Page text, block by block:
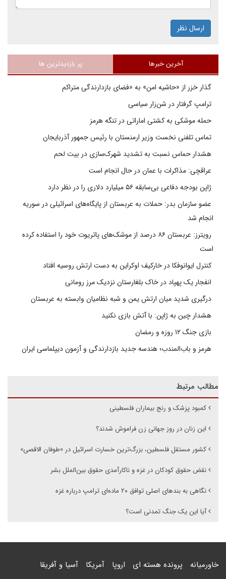
ارسال نظر
آخرین خبرها پر بازدیدترین ها
گذار خزر از «حاشیه امن» به «فضای بازدارندگی متراکم
ترامپ گرفتار در شن‌زار سیاسی
حمله موشکی به کشتی اماراتی در تنگه هرمز
تماس تلفنی نخست وزیر ارمنستان با رئیس جمهور آذربایجان
هشدار حماس نسبت به تشدید شهرک‌سازی در بیت‌ لحم
عراقچی: مذاکرات با عمان در حال انجام است
ژاپن بودجه دفاعی بی‌سابقه ۵۶ میلیارد دلاری را در نظر دارد
عضو سازمان بدر: حملات به عربستان از پایگاه‌های اسرائیلی در سوریه
انجام شد
رویترز: عربستان ۸۶ درصد از موشک‌های پاتریوت خود را استفاده کرده
است
کنترل ایوانوفکا در خارکیف اوکراین به دست ارتش روسیه افتاد
انفجار یک پهپاد در خاک بلغارستان نزدیک مرز رومانی
درگیری شدید میان ارتش یمن و شبه نظامیان وابسته به عربستان
هشدار چین به ژاپن: با آتش بازی نکنید
بازی جنگ ۱۲ روزه و رمضان
هرمز و باب‌المندب؛ هندسه جدید بازدارندگی و آزمون دیپلماسی ایران
مطالب مرتبط
کمبود پزشک و رنج بیماران فلسطینی
این زنان در روز جهانی زن فراموش شدند؟
کشور مستقل فلسطین، بزرگ‌ترین خسارت اسرائیل در «طوفان الاقصی»
نقض حقوق کودکان در غزه و ناکارآمدی حقوق بین‌الملل بشر
نگاهی به بندهای اصلی توافق ۲۰ ماده‌ای ترامپ درباره غزه
آیا این یک جنگ تمدنی است؟
خاورمیانه پرونده هسته ای اروپا آمریکا آسیا و آفریقا